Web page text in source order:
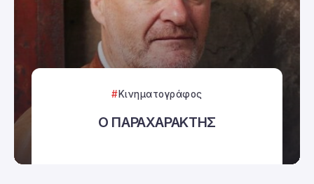
Κινηματογράφος
Ο ΠΑΡΑΧΑΡΑΚΤΗΣ